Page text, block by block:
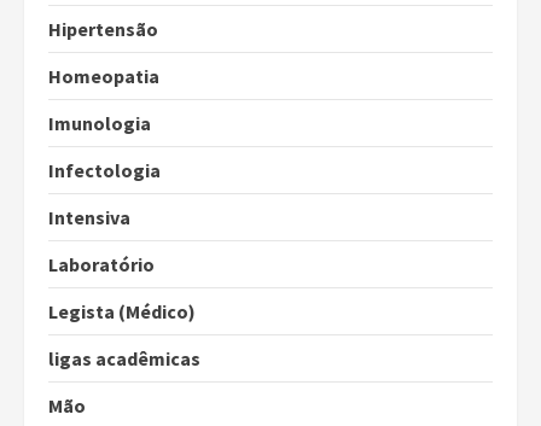
Hipertensão
Homeopatia
Imunologia
Infectologia
Intensiva
Laboratório
Legista (Médico)
ligas acadêmicas
Mão